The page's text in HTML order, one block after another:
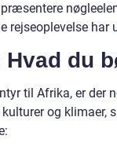
rejseoplevelse har
du
til Afrika, er der
og